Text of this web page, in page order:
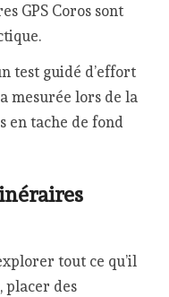
GPS Coros sont
test guidé d’effort
mesurée lors de la
en tache de fond
tout ce qu’il
des